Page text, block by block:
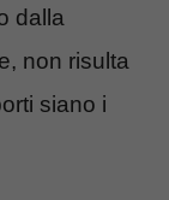
dalla
non risulta
siano i